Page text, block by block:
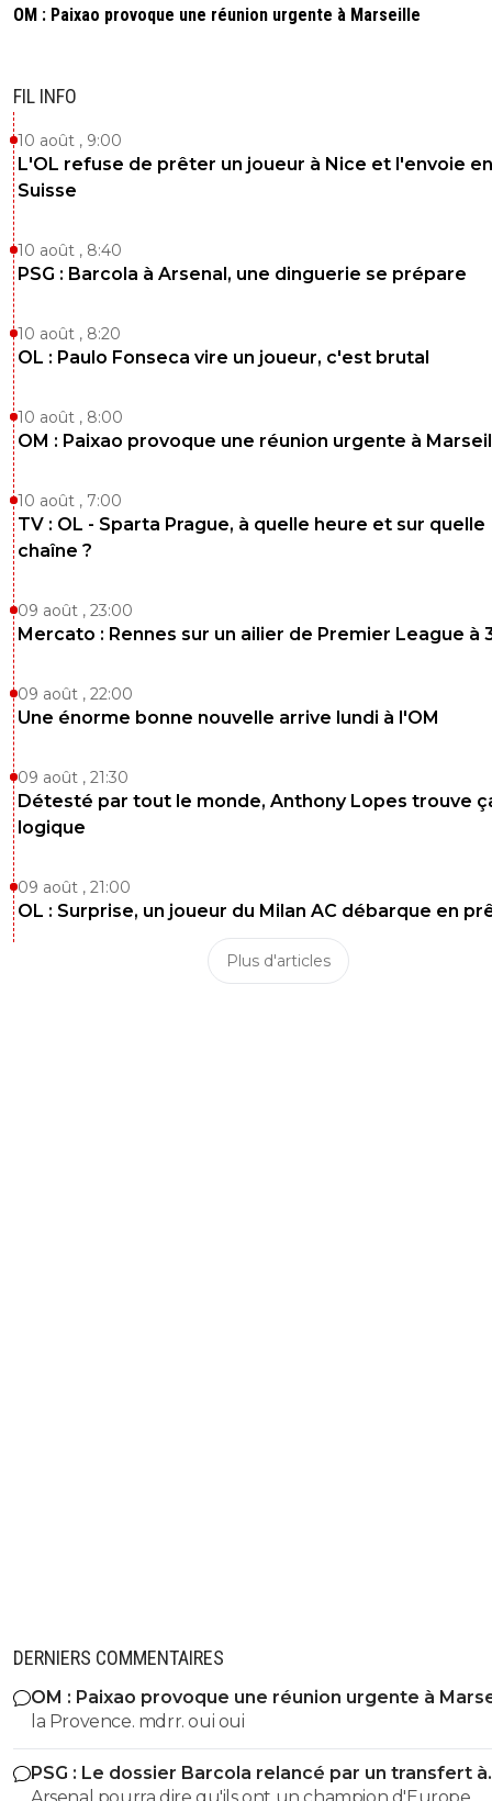
OM : Paixao provoque une réunion urgente à Marseille
FIL INFO
10 août , 9:00
L'OL refuse de prêter un joueur à Nice et l'envoie en
Suisse
10 août , 8:40
PSG : Barcola à Arsenal, une dinguerie se prépare
10 août , 8:20
OL : Paulo Fonseca vire un joueur, c'est brutal
10 août , 8:00
OM : Paixao provoque une réunion urgente à
10 août , 7:00
TV : OL - Sparta Prague, à quelle heure et sur quelle
chaîne ?
09 août , 23:00
Mercato : Rennes sur un ailier de Premier League à
09 août , 22:00
Une énorme bonne nouvelle arrive lundi à l'OM
09 août , 21:30
Détesté par tout le monde, Anthony Lopes trouve
logique
09 août , 21:00
OL : Surprise, un joueur du Milan AC débarque en
Plus d'articles
DERNIERS COMMENTAIRES
OM : Paixao provoque une réunion urgente à
la Provence. mdrr. oui oui
PSG : Le dossier Barcola relancé par un transfert à
138ME